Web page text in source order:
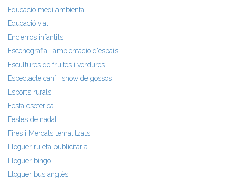
Educació medi ambiental
Educació vial
Encierros infantils
Escenografia i ambientació d'espais
Escultures de fruites i verdures
Espectacle caní i show de gossos
Esports rurals
Festa esotèrica
Festes de nadal
Fires i Mercats tematitzats
Lloguer ruleta publicitària
Lloguer bingo
Lloguer bus anglès